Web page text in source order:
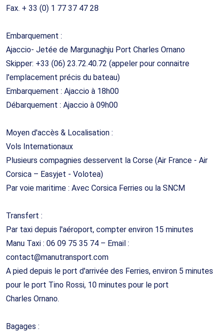
Fax. + 33 (0) 1 77 37 47 28
Embarquement :
Ajaccio- Jetée de Margunaghju Port Charles Ornano
Skipper: +33 (06) 23.72.40.72 (appeler pour connaitre
l'emplacement précis du bateau)
Embarquement : Ajaccio à 18h00
Débarquement : Ajaccio à 09h00
Moyen d'accès & Localisation :
Vols Internationaux
Plusieurs compagnies desservent la Corse (Air France - Air
Corsica – Easyjet - Volotea)
Par voie maritime : Avec Corsica Ferries ou la SNCM
Transfert :
Par taxi depuis l'aéroport, compter environ 15 minutes
Manu Taxi : 06 09 75 35 74 – Email :
contact@manutransport.com
A pied depuis le port d'arrivée des Ferries, environ 5 minutes
pour le port Tino Rossi, 10 minutes pour le port
Charles Ornano.
Bagages :